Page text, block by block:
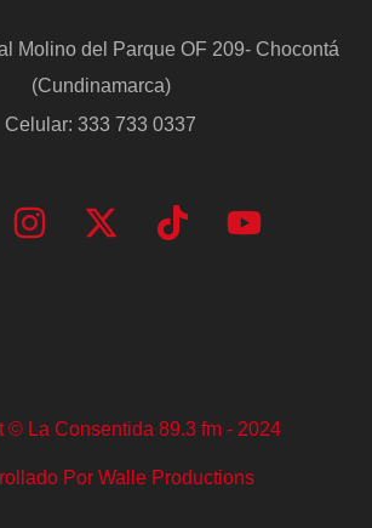
Molino del Parque OF 209- Chocontá
(Cundinamarca)
Celular: 333 733 0337
© La Consentida 89.3 fm - 2024
Por Walle Productions